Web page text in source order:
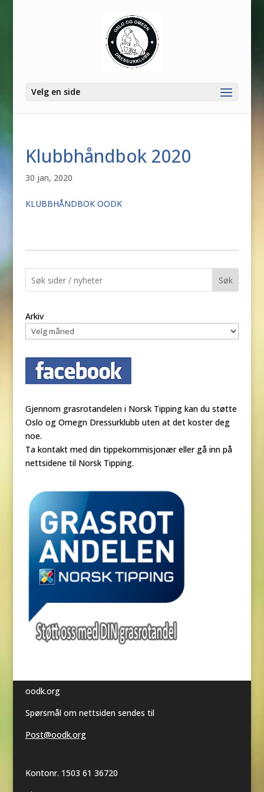
Velg en side
Klubbhåndbok 2020
30 jan, 2020
KLUBBHÅNDBOK OODK
Søk
Arkiv
Gjennom grasrotandelen i Norsk Tipping kan du støtte
Oslo og Omegn Dressurklubb uten at det koster deg
noe.
Ta kontakt med din tippekommisjonær eller gå inn på
nettsidene til Norsk Tipping.
oodk.org
Spørsmål om nettsiden sendes til
Post@oodk.org
Kontonr. 1503 61 36720